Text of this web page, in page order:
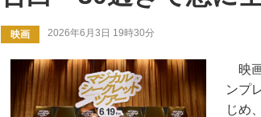
映画 2026年6月3日 19時30分
映
ンプ
じめ